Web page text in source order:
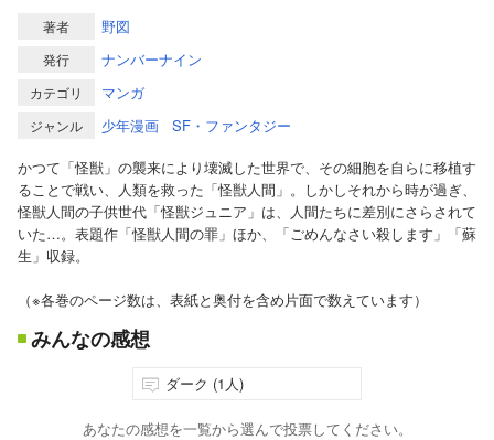
著者 野図
発行 ナンバーナイン
カテゴリ マンガ
ジャンル 少年漫画
SF・ファンタジー
かつて「怪獣」の襲来により壊滅した世界で、その細胞を自らに移植す
ることで戦い、人類を救った「怪獣人間」。しかしそれから時が過ぎ、
怪獣人間の子供世代「怪獣ジュニア」は、人間たちに差別にさらされて
いた…。表題作「怪獣人間の罪」ほか、「ごめんなさい殺します」「蘇
生」収録。
（※各巻のページ数は、表紙と奥付を含め片面で数えています）
みんなの感想
ダーク (1人)
あなたの感想を一覧から選んで投票してください。